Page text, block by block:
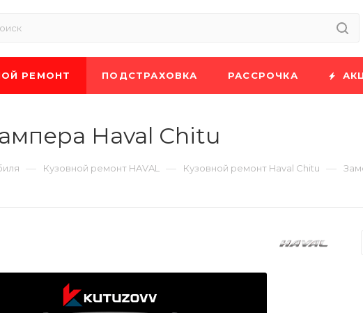
РЕМОНТ ПОДСТРАХОВКА РАССРОЧКА
Haval Chitu
— Кузовной ремонт HAVAL — Кузовной ремонт Haval Chitu —